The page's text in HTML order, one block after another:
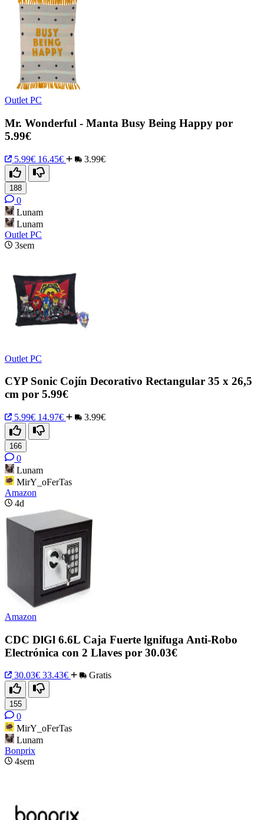
Outlet PC
Mr. Wonderful - Manta Busy Being Happy por
5.99€
5.99€ 16.45€ 3.99€
188
0
Lunam
Lunam
Outlet PC
3sem
Outlet PC
CYP Sonic Cojín Decorativo Rectangular 35 x 26,5
cm por 5.99€
5.99€ 14.97€ 3.99€
166
0
Lunam
MirY_oFerTas
Amazon
4d
Amazon
CDC DlGl 6.6L Caja Fuerte lgnifuga Anti-Robo
Electrónica con 2 Llaves por 30.03€
30.03€ 33.43€ Gratis
155
0
MirY_oFerTas
Lunam
Bonprix
4sem